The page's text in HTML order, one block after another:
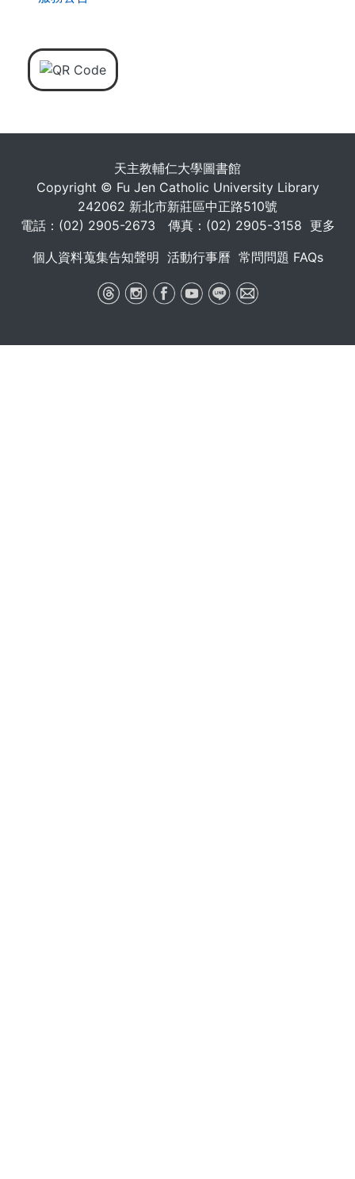
天主教輔仁大學圖書館
Copyright © Fu Jen Catholic University Library
242062 新北市新莊區中正路510號
電話：(02) 2905-2673 傳真：(02) 2905-3158 更多
個人資料蒐集告知聲明 活動行事曆 常問問題 FAQs